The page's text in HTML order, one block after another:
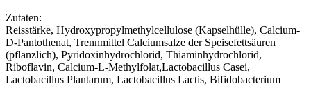
Zutaten:
Reisstärke, Hydroxypropylmethylcellulose (Kapselhülle), Calcium-
D-Pantothenat, Trennmittel Calciumsalze der Speisefettsäuren
(pflanzlich), Pyridoxinhydrochlorid, Thiaminhydrochlorid,
Riboflavin, Calcium-L-Methylfolat,Lactobacillus Casei,
Lactobacillus Plantarum, Lactobacillus Lactis, Bifidobacterium